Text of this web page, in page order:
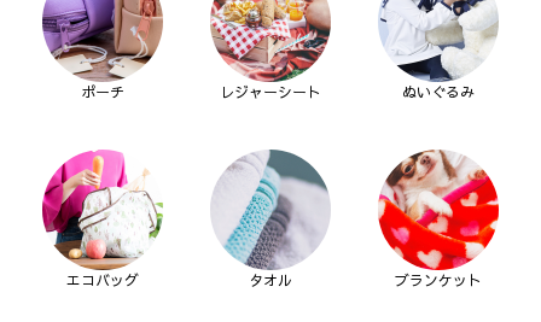
ポーチ レジャーシート ぬいぐるみ
エコバッグ タオル ブランケット